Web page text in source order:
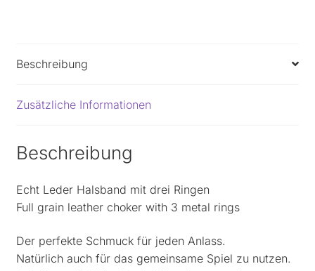
Beschreibung
Zusätzliche Informationen
Beschreibung
Echt Leder Halsband mit drei Ringen
Full grain leather choker with 3 metal rings
Der perfekte Schmuck für jeden Anlass.
Natürlich auch für das gemeinsame Spiel zu nutzen.